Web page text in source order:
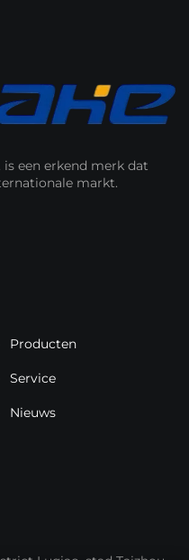
een erkend merk dat
markt.
Producten
Service
Nieuws